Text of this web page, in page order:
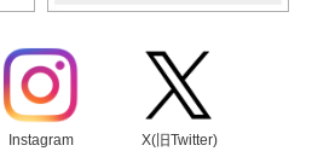
Instagram X(旧Twitter)